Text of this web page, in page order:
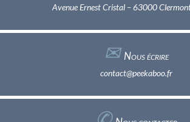
Avenue Ernest Cristal – 63000
✉︎Nous écrire
contact@peekaboo.fr